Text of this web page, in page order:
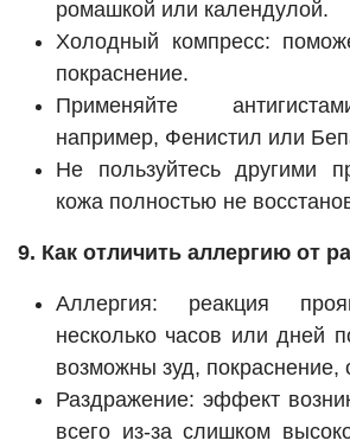
ромашкой или календулой.
Холодный компресс:
покраснение.
Применяйте
например, Фенистил или
Не пользуйтесь другими
кожа полностью не
9. Как отличить аллергию от
Аллергия: реакция
несколько часов или дней
возможны зуд, покраснение,
Раздражение: эффект
всего из-за слишком